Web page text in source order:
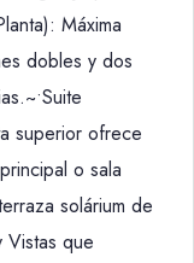
Máxima
dobles y dos
superior ofrece
o sala
solárium de
Vistas que